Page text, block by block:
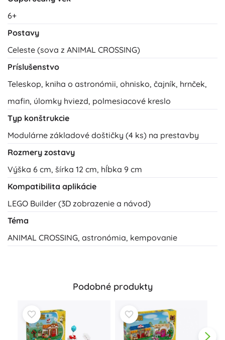
6+
Postavy
Celeste (sova z ANIMAL CROSSING)
Príslušenstvo
Teleskop, kniha o astronómii, ohnisko, čajník, hrnček,
mafin, úlomky hviezd, polmesiacové kreslo
Typ konštrukcie
Modulárne základové doštičky (4 ks) na prestavby
Rozmery zostavy
Výška 6 cm, šírka 12 cm, hĺbka 9 cm
Kompatibilita aplikácie
LEGO Builder (3D zobrazenie a návod)
Téma
ANIMAL CROSSING, astronómia, kempovanie
Podobné produkty